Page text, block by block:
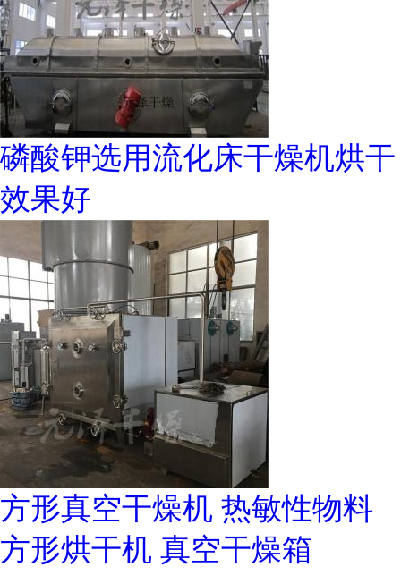
磷酸钾选用流化床干燥机烘干
效果好
方形真空干燥机 热敏性物料
方形烘干机 真空干燥箱